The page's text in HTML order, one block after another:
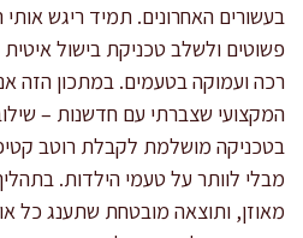
בעשורים האחרונים. תמיד ריגש
פשוטים ולשלב טכניקת בישול
רכה ועמוקה בטעמים. במתכון הזה
המקצועי שצברתי עם חדשנות –
בטכניקה מושלמת לקבלת רוטב
מבלי לוותר על טעמי הילדות.
מאוזן, ותוצאה מובטחת שתענג כל